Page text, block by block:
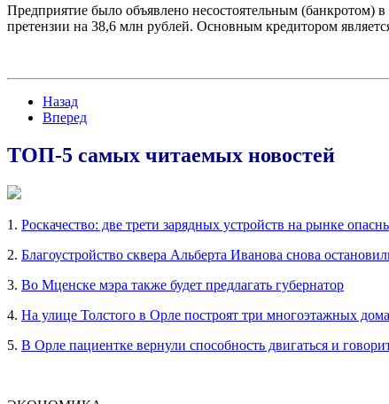
Предприятие было объявлено несостоятельным (банкротом)
претензии на 38,6 млн рублей. Основным кредитором
Назад
Вперед
ТОП-5 самых читаемых новостей
1. Роскачество: две трети зарядных устройств на рынке
2. Благоустройство сквера Альберта Иванова снова
3. Во Мценске мэра также будет предлагать губернатор
4. На улице Толстого в Орле построят три многоэтажных дома
5. В Орле пациентке вернули способность двигаться и